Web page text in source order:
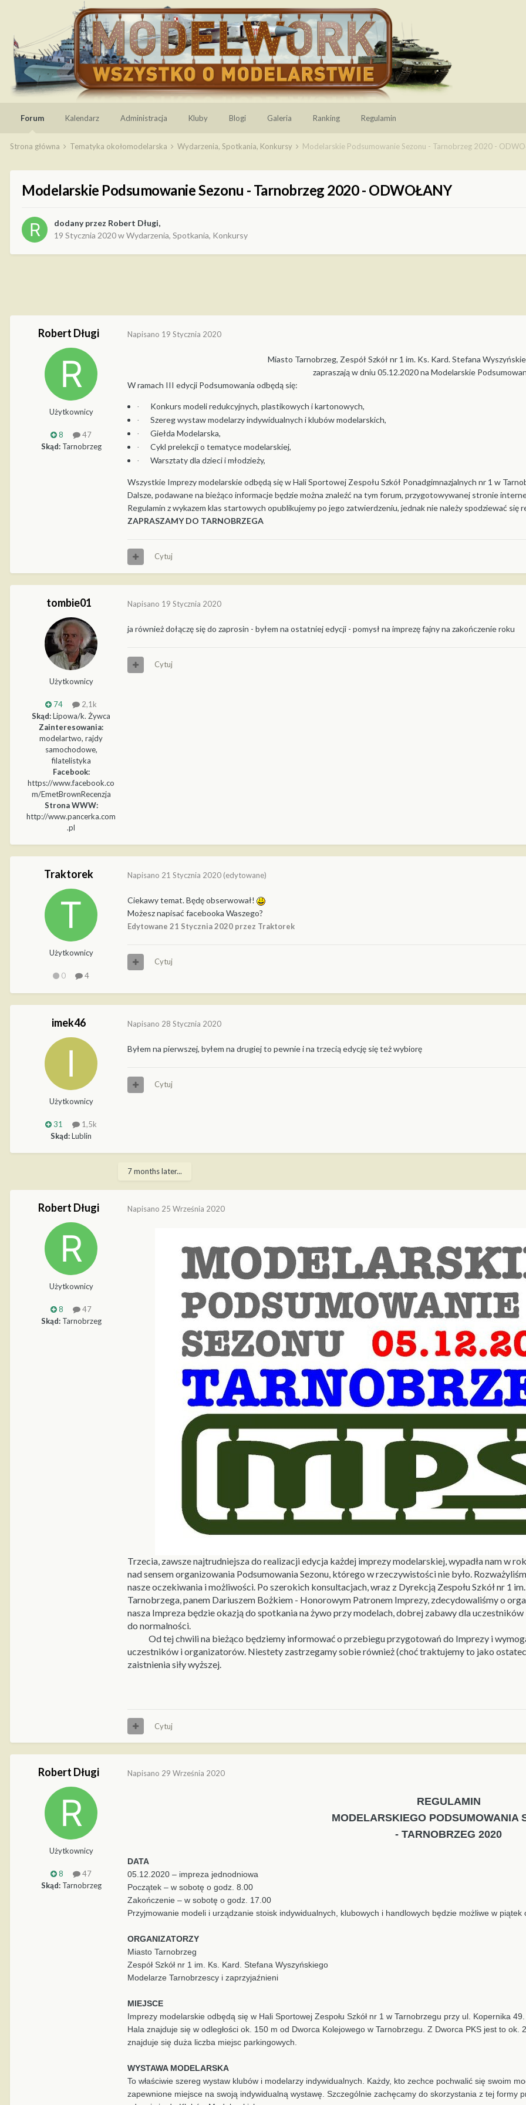
Forum Kalendarz Administracja Kluby Blogi Galeria Ranking Regulamin
Strona główna Tematyka okołomodelarska Wydarzenia, Spotkania, Konkursy Modelarskie Podsumowanie Sezonu - Tarnobrzeg 2020 -
Modelarskie Podsumowanie Sezonu - Tarnobrzeg 2020 - ODWOŁANY
dodany przez Robert Długi,
19 Stycznia 2020wWydarzenia, Spotkania, Konkursy
Robert Długi
Użytkownicy
8
47
Skąd:Tarnobrzeg
Napisano 19 Stycznia 2020
Miasto Tarnobrzeg, Zespół Szkół nr 1 im. Ks. Kard. Stefana
zapraszają w dniu 05.12.2020 na Modelarskie
W ramach III edycji Podsumowania odbędą się:
· Konkurs modeli redukcyjnych, plastikowych i kartonowych,
· Szereg wystaw modelarzy indywidualnych i klubów modelarskich,
· Giełda Modelarska,
· Cykl prelekcji o tematyce modelarskiej,
· Warsztaty dla dzieci i młodzieży,
Wszystkie Imprezy modelarskie odbędą się w Hali Sportowej Zespołu Szkół Ponadgimnazjalnych nr 1 w
Dalsze, podawane na bieżąco informacje będzie można znaleźć na tym forum, przygotowywanej stronie
Regulamin z wykazem klas startowych opublikujemy po jego zatwierdzeniu, jednak nie należy spodziewać
ZAPRASZAMY DO TARNOBRZEGA
Cytuj
tombie01
Użytkownicy
74
2,1k
Skąd:Lipowa/k. Żywca
Zainteresowania:
modelartwo, rajdy
samochodowe,
filatelistyka
Facebook:
https://www.facebook.co
m/EmetBrownRecenzja
Strona WWW:
http://www.pancerka.com
.pl
Napisano 19 Stycznia 2020
ja również dołączę się do zaprosin - byłem na ostatniej edycji - pomysł na imprezę fajny na zakończenie roku
Cytuj
Traktorek
Użytkownicy
0 4
Napisano 21 Stycznia 2020 (edytowane)
Ciekawy temat. Będę obserwował!
Możesz napisać facebooka Waszego?
Edytowane 21 Stycznia 2020 przez Traktorek
Cytuj
imek46
Użytkownicy
31
1,5k
Skąd:Lublin
Napisano 28 Stycznia 2020
Byłem na pierwszej, byłem na drugiej to pewnie i na trzecią edycję się też wybiorę
Cytuj
7 months later...
Robert Długi
Użytkownicy
8
47
Skąd:Tarnobrzeg
Napisano 25 Września 2020
Trzecia, zawsze najtrudniejsza do realizacji edycja każdej imprezy modelarskiej, wypadła nam w
nad sensem organizowania Podsumowania Sezonu, którego w rzeczywistości nie było.
nasze oczekiwania i możliwości. Po szerokich konsultacjach, wraz z Dyrekcją Zespołu Szkół nr 1
Tarnobrzega, panem Dariuszem Bożkiem - Honorowym Patronem Imprezy, zdecydowaliśmy o
nasza Impreza będzie okazją do spotkania na żywo przy modelach, dobrej zabawy dla
do normalności.
Od tej chwili na bieżąco będziemy informować o przebiegu przygotowań do Imprezy i
uczestników i organizatorów. Niestety zastrzegamy sobie również (choć traktujemy to jako
zaistnienia siły wyższej.
Cytuj
Robert Długi
Użytkownicy
8
47
Skąd:Tarnobrzeg
Napisano 29 Września 2020
REGULAMIN
MODELARSKIEGO PODSUMOWANIA
- TARNOBRZEG 2020
DATA
05.12.2020 – impreza jednodniowa
Początek – w sobotę o godz. 8.00
Zakończenie – w sobotę o godz. 17.00
Przyjmowanie modeli i urządzanie stoisk indywidualnych, klubowych i handlowych będzie możliwe w piątek
ORGANIZATORZY
Miasto Tarnobrzeg
Zespół Szkół nr 1 im. Ks. Kard. Stefana Wyszyńskiego
Modelarze Tarnobrzescy i zaprzyjaźnieni
MIEJSCE
Imprezy modelarskie odbędą się w Hali Sportowej Zespołu Szkół nr 1 w Tarnobrzegu przy ul. Kopernika 49.
Hala znajduje się w odległości ok. 150 m od Dworca Kolejowego w Tarnobrzegu. Z Dworca PKS jest to
znajduje się duża liczba miejsc parkingowych.
WYSTAWA MODELARSKA
To właściwie szereg wystaw klubów i modelarzy indywidualnych. Każdy, kto zechce pochwalić się swoim
zapewnione miejsce na swoją indywidualną wystawę. Szczególnie zachęcamy do skorzystania z tej formy